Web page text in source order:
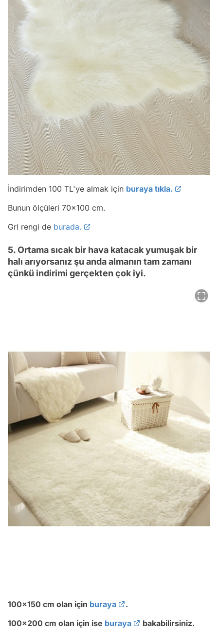
İndirimden 100 TL'ye almak için buraya tıkla.
Bunun ölçüleri 70x100 cm.
Gri rengi de burada.
5. Ortama sıcak bir hava katacak yumuşak bir
halı arıyorsanız şu anda almanın tam zamanı
çünkü indirimi gerçekten çok iyi.
100x150 cm olan için buraya
.
100x200 cm olan için ise buraya
bakabilirsiniz.